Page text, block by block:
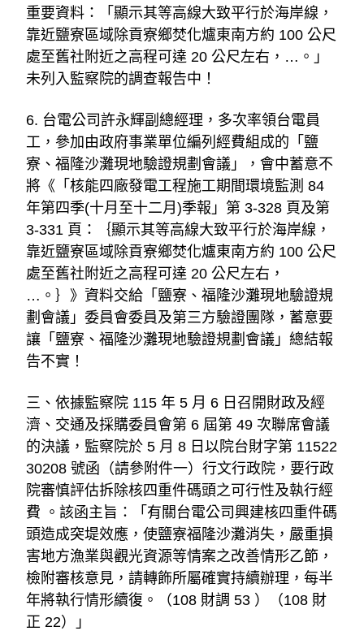
重要資料：「顯示其等高線大致平行於海岸線，
靠近鹽寮區域除貢寮鄉焚化爐東南方約 100 公尺
處至舊社附近之高程可達 20 公尺左右，…。」
未列入監察院的調查報告中！
6. 台電公司許永輝副總經理，多次率領台電員
工，參加由政府事業單位編列經費組成的「鹽
寮、福隆沙灘現地驗證規劃會議」，會中蓄意不
將《「核能四廠發電工程施工期間環境監測 84
年第四季(十月至十二月)季報」第 3-328 頁及第
3-331 頁：｛顯示其等高線大致平行於海岸線，
靠近鹽寮區域除貢寮鄉焚化爐東南方約 100 公尺
處至舊社附近之高程可達 20 公尺左右，
…。｝》資料交給「鹽寮、福隆沙灘現地驗證規
劃會議」委員會委員及第三方驗證團隊，蓄意要
讓「鹽寮、福隆沙灘現地驗證規劃會議」總結報
告不實！
三、依據監察院 115 年 5 月 6 日召開財政及經
濟、交通及採購委員會第 6 屆第 49 次聯席會議
的決議，監察院於 5 月 8 日以院台財字第 11522
30208 號函（請參附件一）行文行政院，要行政
院審慎評估拆除核四重件碼頭之可行性及執行經
費 。該函主旨：「有關台電公司興建核四重件碼
頭造成突堤效應，使鹽寮福隆沙灘消失，嚴重損
害地方漁業與觀光資源等情案之改善情形乙節，
檢附審核意見，請轉飾所屬確實持續辦理，每半
年將執行情形續復。（108 財調 53 ）（108 財
正 22）」